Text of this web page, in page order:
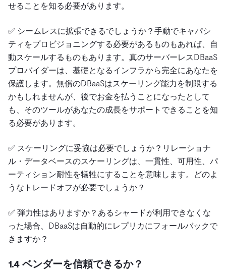
せることを知る必要があります。
✅ シームレスに拡張できるでしょうか？手動でキャパシ
ティをプロビジョニングする必要があるものもあれば、自
動スケールするものもあります。真のサーバーレスDBaaS
プロバイダーは、基礎となるインフラから完全にあなたを
保護します。無償のDBaaSはスケーリング能力を制限する
かもしれませんが、後でお金を払うことになったとして
も、そのツールがあなたの成長をサポートできることを知
る必要があります。
✅ スケーリングに妥協は必要でしょうか？リレーショナ
ル・データベースのスケーリングは、一貫性、可用性、パ
ーティション耐性を犠牲にすることを意味します。どのよ
うなトレードオフが必要でしょうか？
✅ 弾力性はありますか？あるシャードが利用できなくな
った場合、DBaaSは自動的にレプリカにフォールバックで
きますか？
1.4 ベンダーを信頼できるか？